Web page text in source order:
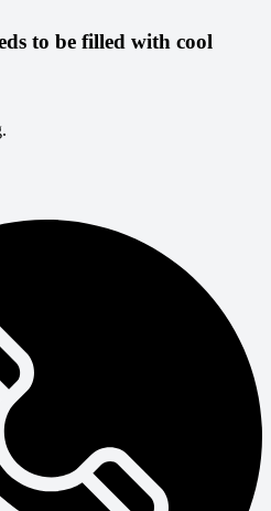
to be filled with cool